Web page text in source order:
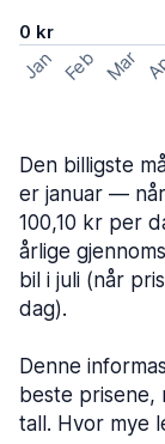
0 kr
Jan Feb Mar
Den billigste
er januar —
100,10 kr per
årlige
bil i juli (når
dag).
Denne
beste prisene,
tall. Hvor mye